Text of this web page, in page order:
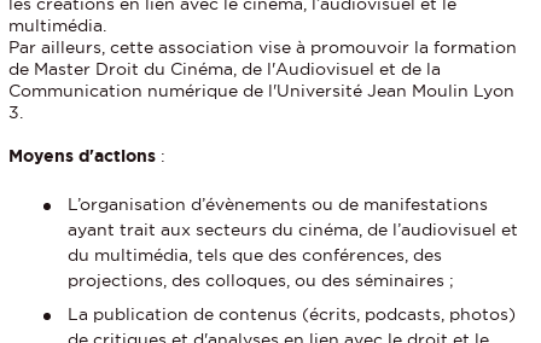
multimédia.
Par ailleurs, cette association vise à promouvoir la formation
de Master Droit du Cinéma, de l'Audiovisuel et de la
Communication numérique de l'Université Jean Moulin Lyon
3.
Moyens d'actions :
L’organisation d’évènements ou de manifestations
ayant trait aux secteurs du cinéma, de l’audiovisuel et
du multimédia, tels que des conférences, des
projections, des colloques, ou des séminaires ;
La publication de contenus (écrits, podcasts, photos)